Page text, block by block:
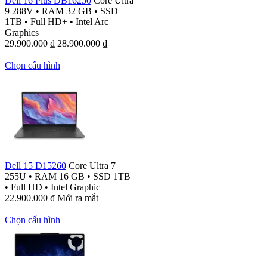
9 288V • RAM 32 GB • SSD
1TB • Full HD+ • Intel Arc
Graphics
29.900.000 ₫ 28.900.000 ₫
Chọn cấu hình
Dell 15 D15260 Core Ultra 7
255U • RAM 16 GB • SSD 1TB
• Full HD • Intel Graphic
22.900.000 ₫ Mới ra mắt
Chọn cấu hình